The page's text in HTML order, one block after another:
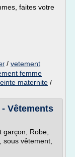
faites votre
/ vetement
femme
maternite /
Vêtements
Robe,
vêtement,